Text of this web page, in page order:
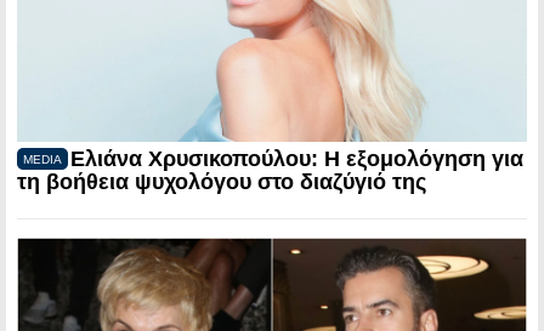
MEDIA
Ελιάνα Χρυσικοπούλου: Η εξομολόγηση για
τη βοήθεια ψυχολόγου στο διαζύγιό της